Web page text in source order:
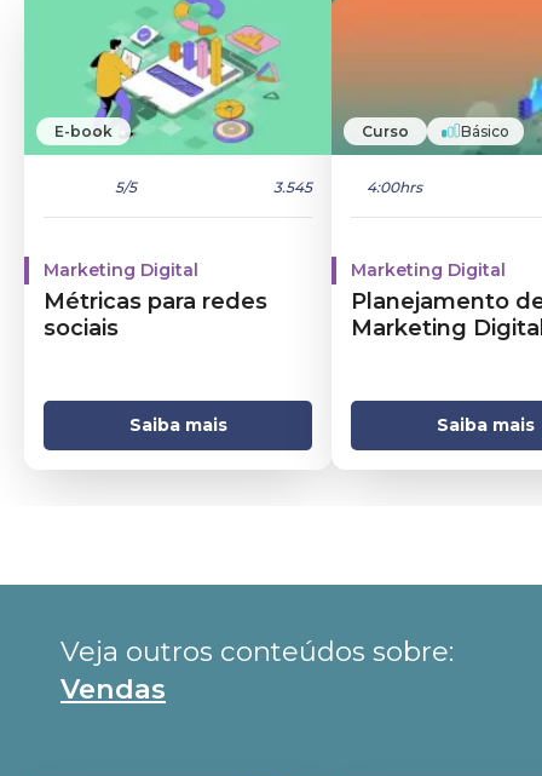
E-book
5/5 3.545
Marketing Digital
Métricas para redes
sociais
Saiba mais
Curso Básico
4:00hrs
Marketing Digital
Planejamento
Marketing
Saiba mais
Vendas